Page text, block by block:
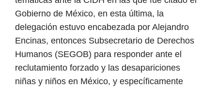
Gobierno de México, en esta última, la
delegación estuvo encabezada por Alejandro
Encinas, entonces Subsecretario de Derechos
Humanos (SEGOB) para responder ante el
reclutamiento forzado y las desapariciones
niñas y niños en México, y específicamente